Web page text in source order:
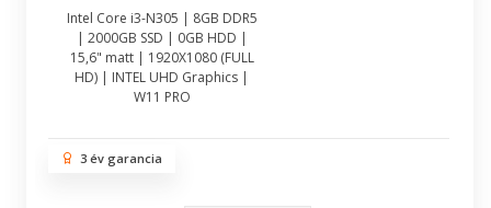
Intel Core i3-N305 | 8GB DDR5
| 2000GB SSD | 0GB HDD |
15,6" matt | 1920X1080 (FULL
HD) | INTEL UHD Graphics |
W11 PRO
3 év garancia